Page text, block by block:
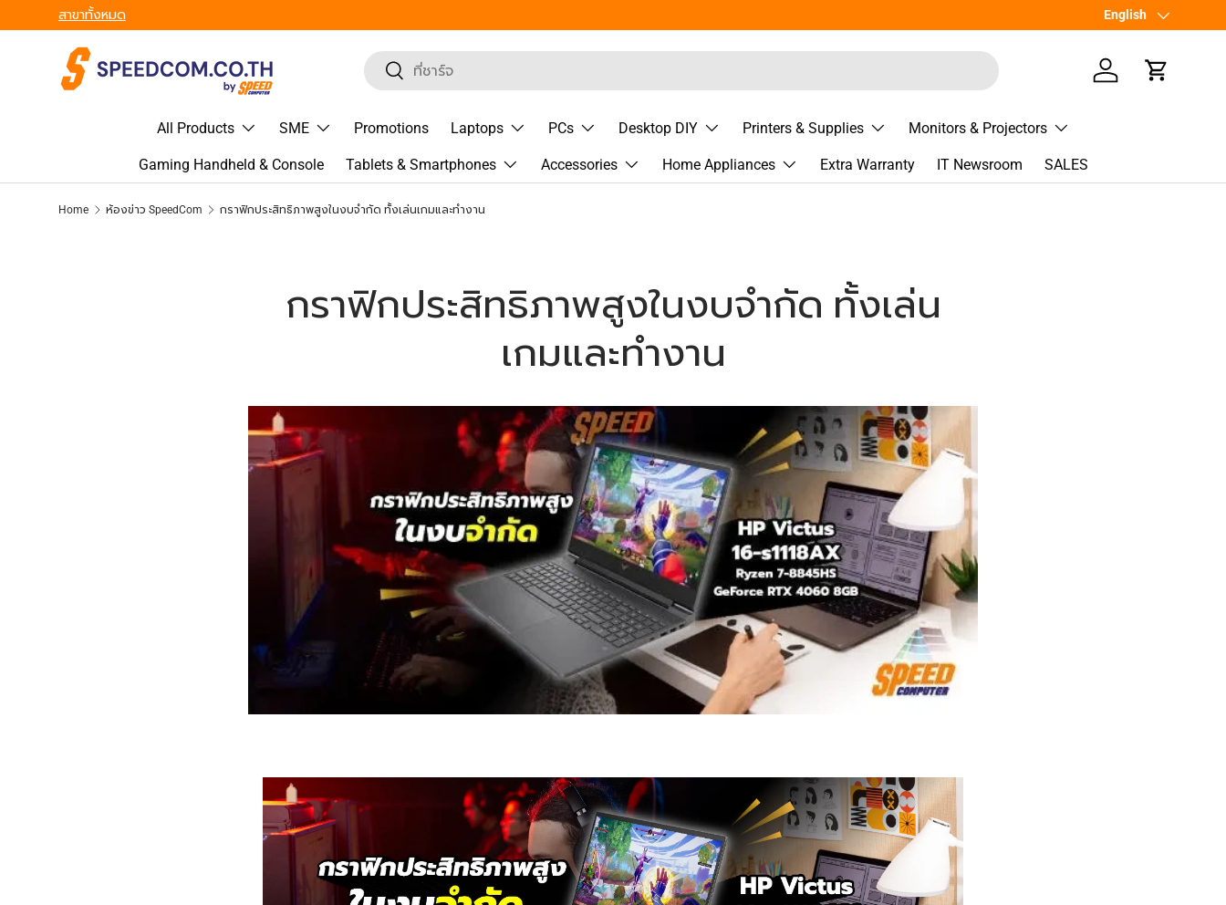
Skip to content
From Gadgets to Enterprise, We’ve Got IT All. - ครบที่สุด ทุก Segment เพิ่มเพื่อน Line
Language
English
Search
Search
Log in Cart
All Products SME Promotions Laptops PCs Desktop DIY Printers & Supplies Monitors & Projectors
Gaming Handheld & Console Tablets & Smartphones Accessories Home Appliances Extra Warranty IT Newsroom SALES
Home ห้องข่าว SpeedCom กราฟิกประสิทธิภาพสูงในงบจำกัด ทั้งเล่นเกมและทำงาน
กราฟิกประสิทธิภาพสูงในงบจำกัด ทั้งเล่น
เกมและทำงาน